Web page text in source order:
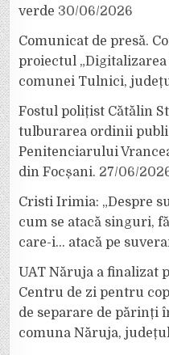
verde 30/06/2026
Comunicat de presă.
proiectul
comunei Tulnici,
Fostul polițist Cătălin
tulburarea ordinii
Penitenciarului
din Focșani. 27/06/
Cristi Irimia: „Despre
cum se atacă singuri,
care-i… atacă pe
UAT Năruja a finalizat
Centru de zi pentru
de separare de părinți
comuna Năruja,